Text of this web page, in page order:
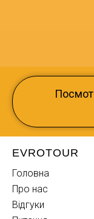
EVROTOUR
Головна
Про нас
Відгуки